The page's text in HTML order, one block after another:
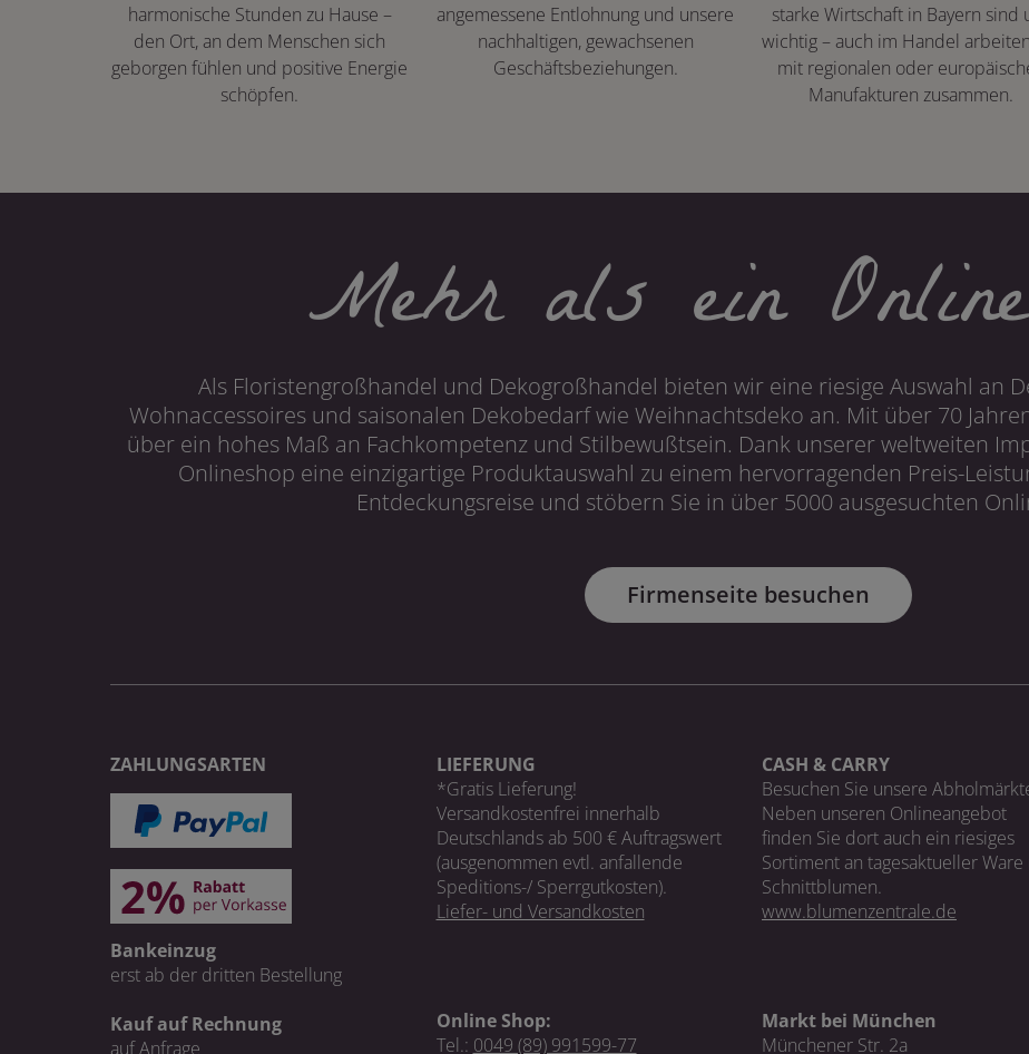
harmonische Stunden zu Hause –
den Ort, an dem Menschen sich
geborgen fühlen und positive Energie
schöpfen.
angemessene Entlohnung und unsere
nachhaltigen, gewachsenen
Geschäftsbeziehungen.
starke Wirtschaft in Bayern sind
wichtig – auch im Handel
mit regionalen oder
Manufakturen zusammen.
Mehr als ein
Als Floristengroßhandel und Dekogroßhandel bieten wir eine riesige Auswahl an
Wohnaccessoires und saisonalen Dekobedarf wie Weihnachtsdeko an. Mit über 70
über ein hohes Maß an Fachkompetenz und Stilbewußtsein. Dank unserer weltweiten
Onlineshop eine einzigartige Produktauswahl zu einem hervorragenden Preis-
Entdeckungsreise und stöbern Sie in über 5000 ausgesuchten
Firmenseite besuchen
ZAHLUNGSARTEN
Bankeinzug
erst ab der dritten Bestellung
Kauf auf Rechnung
auf Anfrage
LIEFERUNG
*Gratis Lieferung!
Versandkostenfrei innerhalb
Deutschlands ab 500 € Auftragswert
(ausgenommen evtl. anfallende
Speditions-/ Sperrgutkosten).
Liefer- und Versandkosten
CASH & CARRY
Besuchen Sie unsere
Neben unseren Onlineangebot
finden Sie dort auch ein riesiges
Sortiment an tagesaktueller Ware
Schnittblumen.
www.blumenzentrale.de
Online Shop:
Tel.: 0049 (89) 991599-77
Markt bei München
Münchener Str. 2a